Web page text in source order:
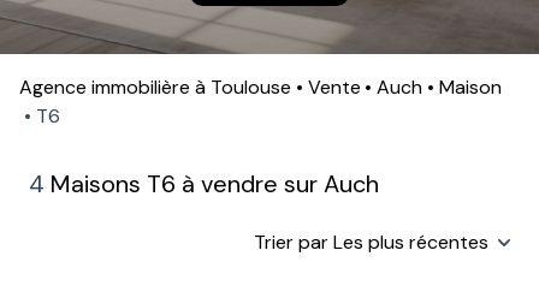
contactez-
nous
Agence immobilière à Toulouse Vente Auch
Maison
T6
4 Maisons T6 à vendre sur Auch
Trier par Les plus récentes